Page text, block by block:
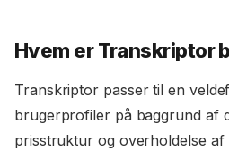
Hvem er Transkriptor
Transkriptor passer til en
brugerprofiler på baggrund af
prisstruktur og overholdelse af